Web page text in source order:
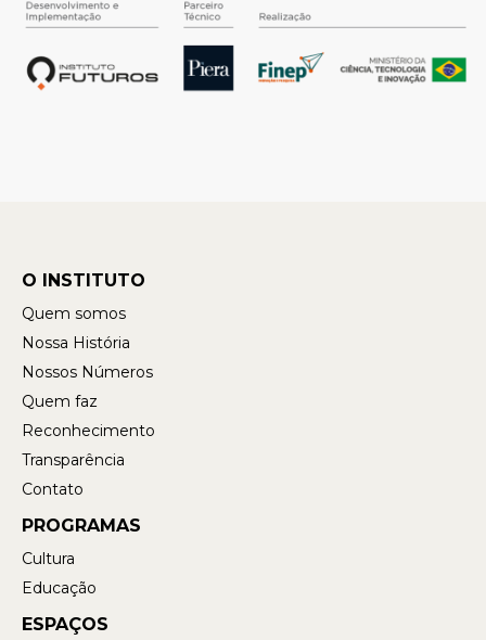
O INSTITUTO
Quem somos
Nossa História
Nossos Números
Quem faz
Reconhecimento
Transparência
Contato
PROGRAMAS
Cultura
Educação
ESPAÇOS